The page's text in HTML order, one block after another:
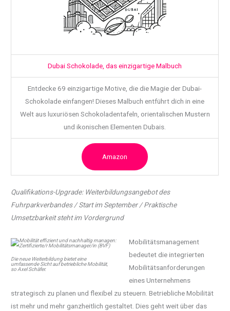
Dubai Schokolade, das einzigartige Malbuch
Entdecke 69 einzigartige Motive, die die Magie der Dubai-
Schokolade einfangen! Dieses Malbuch entführt dich in eine
Welt aus luxuriösen Schokoladentafeln, orientalischen Mustern
und ikonischen Elementen Dubais.
Amazon
Qualifikations-Upgrade: Weiterbildungsangebot des
Fuhrparkverbandes / Start im September / Praktische
Umsetzbarkeit steht im Vordergrund
Die neue Weiterbildung bietet eine
umfassende Sicht auf betriebliche Mobilität,
so Axel Schäfer.
Mobilitätsmanagement
bedeutet die integrierten
Mobilitätsanforderungen
eines Unternehmens
strategisch zu planen und flexibel zu steuern. Betriebliche Mobilität
ist mehr und mehr ganzheitlich gestaltet. Dies geht weit über das